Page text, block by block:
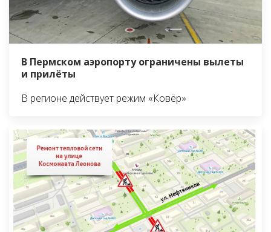
В Пермском аэропорту ограничены вылеты
и прилёты
В регионе действует режим «Ковёр»